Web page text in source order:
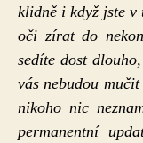
klidně i když jste v
oči zírat do
sedíte dost
vás nebudou
nikoho nic
permanentní